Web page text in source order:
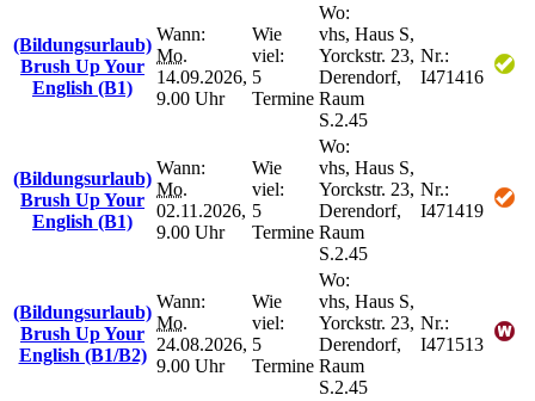
(Bildungsurlaub)
Brush Up Your
English (B1)
Wann:
Mo.
14.09.2026,
9.00 Uhr
Wie
viel:
5
Termine
Wo:
vhs, Haus S,
Yorckstr. 23,
Derendorf,
Raum
S.2.45
Nr.:
I471416
(Bildungsurlaub)
Brush Up Your
English (B1)
Wann:
Mo.
02.11.2026,
9.00 Uhr
Wie
viel:
5
Termine
Wo:
vhs, Haus S,
Yorckstr. 23,
Derendorf,
Raum
S.2.45
Nr.:
I471419
(Bildungsurlaub)
Brush Up Your
English (B1/B2)
Wann:
Mo.
24.08.2026,
9.00 Uhr
Wie
viel:
5
Termine
Wo:
vhs, Haus S,
Yorckstr. 23,
Derendorf,
Raum
S.2.45
Nr.:
I471513